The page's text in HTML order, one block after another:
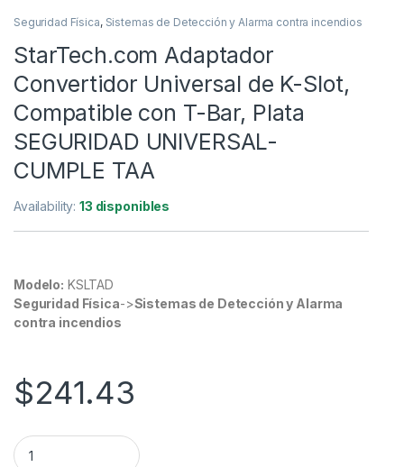
Seguridad Física, Sistemas de Detección y Alarma contra incendios
StarTech.com Adaptador
Convertidor Universal de K-Slot,
Compatible con T-Bar, Plata
SEGURIDAD UNIVERSAL-
CUMPLE TAA
Availability:13 disponibles
Modelo: KSLTAD
Seguridad Física->Sistemas de Detección y Alarma
contra incendios
$241.43
StarTech.com Adaptador Convertidor Universal de K-Slot,